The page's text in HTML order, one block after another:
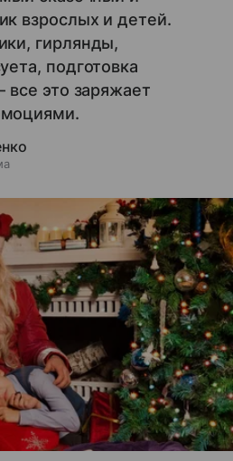
взрослых и детей.
гирлянды,
подготовка
все это заряжает